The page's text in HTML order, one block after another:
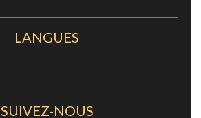
LANGUES
SUIVEZ-NOUS